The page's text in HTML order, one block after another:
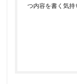
つ内容を書く気持